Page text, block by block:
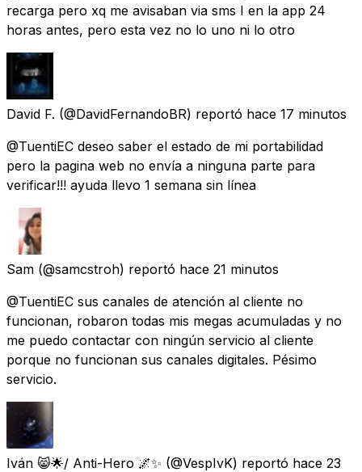
recarga pero xq me avisaban via sms I en la app 24
horas antes, pero esta vez no lo uno ni lo otro
David F. (@DavidFernandoBR) reportó hace 17 minutos
@TuentiEC deseo saber el estado de mi portabilidad
pero la pagina web no envía a ninguna parte para
verificar!!! ayuda llevo 1 semana sin línea
Sam (@samcstroh) reportó hace 21 minutos
@TuentiEC sus canales de atención al cliente no
funcionan, robaron todas mis megas acumuladas y no
me puedo contactar con ningún servicio al cliente
porque no funcionan sus canales digitales. Pésimo
servicio.
Iván 😸🌟/ Anti-Hero 🌌✨ (@VespIvK) reportó hace 23